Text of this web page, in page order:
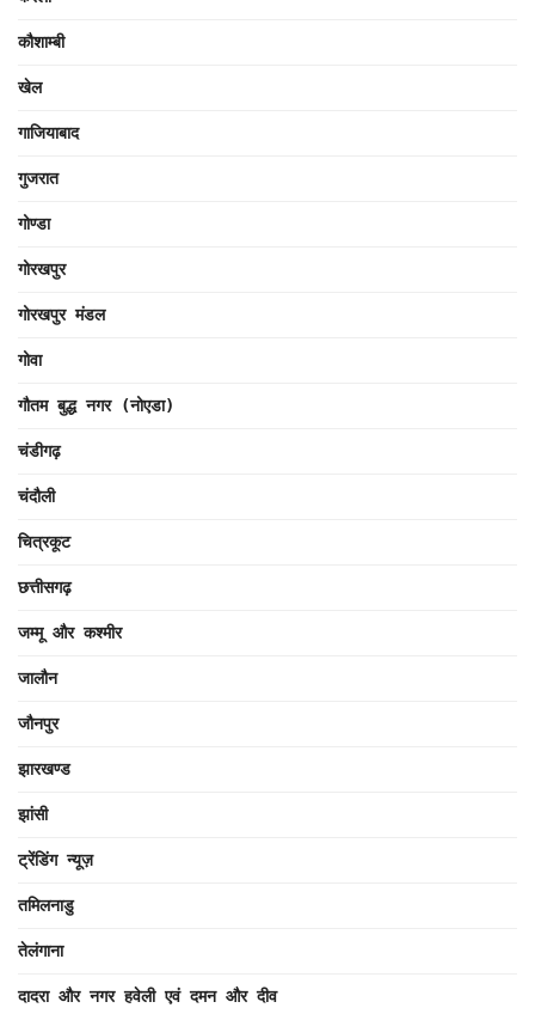
कौशाम्बी
खेल
गाजियाबाद
गुजरात
गोण्डा
गोरखपुर
गोरखपुर मंडल
गोवा
गौतम बुद्ध नगर (नोएडा)
चंडीगढ़
चंदौली
चित्रकूट
छत्तीसगढ़
जम्मू और कश्मीर
जालौन
जौनपुर
झारखण्ड
झांसी
ट्रेंडिंग न्यूज़
तमिलनाडु
तेलंगाना
दादरा और नगर हवेली एवं दमन और दीव